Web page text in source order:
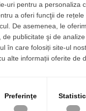
in Cluj-Napoca Andrei
in Cluj-Napoca Intre
in Cluj-Napoca
in Cluj-Napoca Buna-Ziua
in Cluj-Napoca Zorilor /
Napoca Centru
uri pentru a personaliza
a oferi funcţii de rețele
De asemenea, le
de publicitate şi de
în care folosiți site-ul
alte informații oferite de
Preferinţe